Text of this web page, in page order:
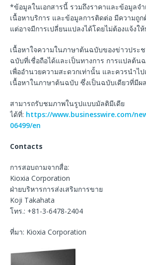
*ข้อมูลในเอกสารนี้ รวมถึงราคาและข้อมูลจ
เนื้อหาบริการ และข้อมูลการติดต่อ มีความถู
แต่อาจมีการเปลี่ยนแปลงได้โดยไม่ต้องแจ้งใ
เนื้อหาใจความในภาษาต้นฉบับของข่าวปร
ฉบับที่เชื่อถือได้และเป็นทางการ การแปลต้น
เพื่ออำนวยความสะดวกเท่านั้น และควรนำไป
เนื้อหาในภาษาต้นฉบับ ซึ่งเป็นฉบับเดียวที่มีผ
สามารถรับชมภาพในรูปแบบมัลติมีเดีย
ได้ที่: https://www.businesswire.com/
06499/en
Contacts
การสอบถามจากสื่อ:
Kioxia Corporation
ฝ่ายบริหารการส่งเสริมการขาย
Koji Takahata
โทร.: +81-3-6478-2404
ที่มา: Kioxia Corporation